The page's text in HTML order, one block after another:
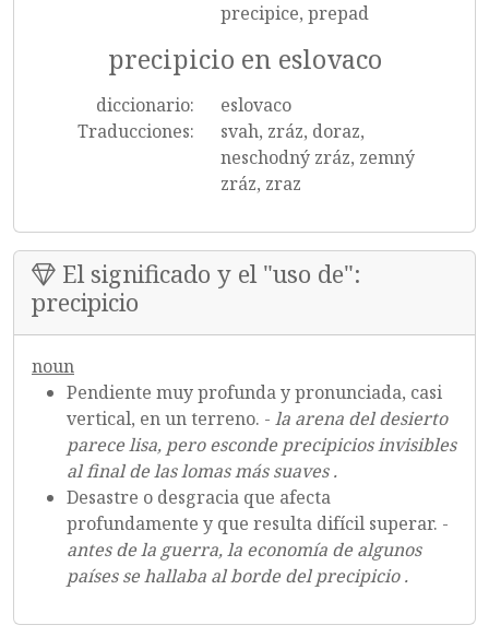
precipice, prepad
precipicio en eslovaco
diccionario:
eslovaco
Traducciones:
svah, zráz, doraz,
neschodný zráz, zemný
zráz, zraz
El significado y el "uso de":
precipicio
noun
Pendiente muy profunda y pronunciada, casi
vertical, en un terreno. - la arena del desierto
parece lisa, pero esconde precipicios invisibles
al final de las lomas más suaves .
Desastre o desgracia que afecta
profundamente y que resulta difícil superar. -
antes de la guerra, la economía de algunos
países se hallaba al borde del precipicio .